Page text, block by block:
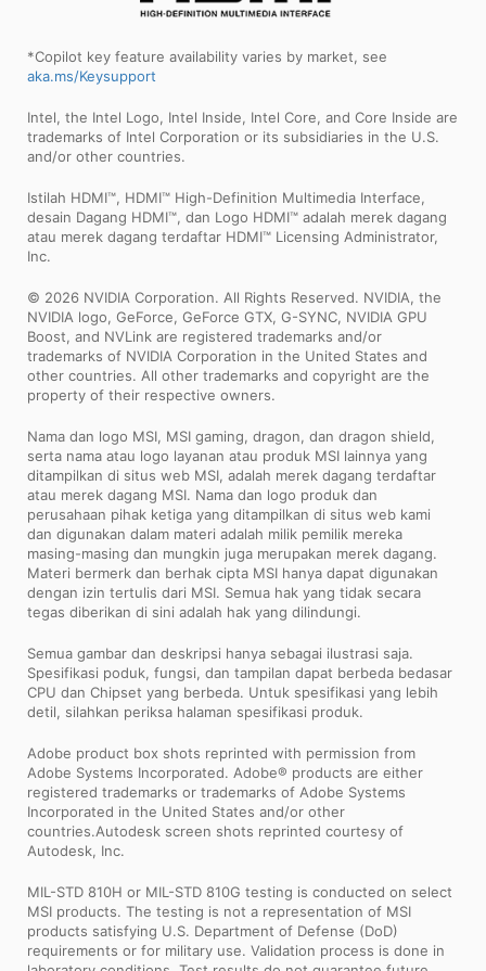
*Copilot key feature availability varies by market, see
aka.ms/Keysupport
Intel, the Intel Logo, Intel Inside, Intel Core, and Core Inside are
trademarks of Intel Corporation or its subsidiaries in the U.S.
and/or other countries.
Istilah HDMI™, HDMI™ High-Definition Multimedia Interface,
desain Dagang HDMI™, dan Logo HDMI™ adalah merek dagang
atau merek dagang terdaftar HDMI™ Licensing Administrator,
Inc.
© 2026 NVIDIA Corporation. All Rights Reserved. NVIDIA, the
NVIDIA logo, GeForce, GeForce GTX, G-SYNC, NVIDIA GPU
Boost, and NVLink are registered trademarks and/or
trademarks of NVIDIA Corporation in the United States and
other countries. All other trademarks and copyright are the
property of their respective owners.
Nama dan logo MSI, MSI gaming, dragon, dan dragon shield,
serta nama atau logo layanan atau produk MSI lainnya yang
ditampilkan di situs web MSI, adalah merek dagang terdaftar
atau merek dagang MSI. Nama dan logo produk dan
perusahaan pihak ketiga yang ditampilkan di situs web kami
dan digunakan dalam materi adalah milik pemilik mereka
masing-masing dan mungkin juga merupakan merek dagang.
Materi bermerk dan berhak cipta MSI hanya dapat digunakan
dengan izin tertulis dari MSI. Semua hak yang tidak secara
tegas diberikan di sini adalah hak yang dilindungi.
Semua gambar dan deskripsi hanya sebagai ilustrasi saja.
Spesifikasi poduk, fungsi, dan tampilan dapat berbeda bedasar
CPU dan Chipset yang berbeda. Untuk spesifikasi yang lebih
detil, silahkan periksa halaman spesifikasi produk.
Adobe product box shots reprinted with permission from
Adobe Systems Incorporated. Adobe® products are either
registered trademarks or trademarks of Adobe Systems
Incorporated in the United States and/or other
countries.Autodesk screen shots reprinted courtesy of
Autodesk, Inc.
MIL-STD 810H or MIL-STD 810G testing is conducted on select
MSI products. The testing is not a representation of MSI
products satisfying U.S. Department of Defense (DoD)
requirements or for military use. Validation process is done in